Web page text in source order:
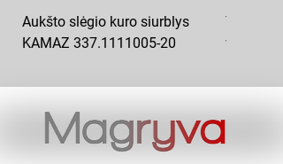
Aukšto slėgio kuro siurblys
KAMAZ 337.1111005-20
T-150
valymo